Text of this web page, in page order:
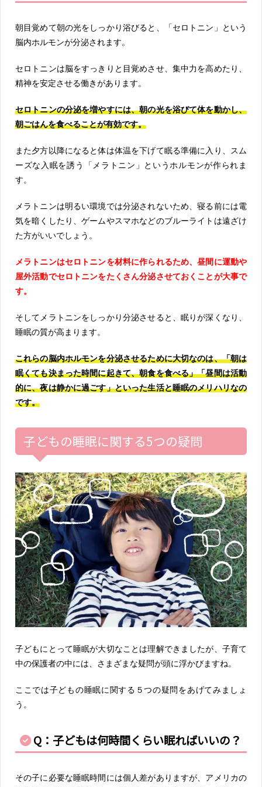
朝目覚めて朝の光をしっかり浴びると、「セロトニン」という
脳内ホルモンが分泌されます。
セロトニンは脳をすっきりと目覚めさせ、集中力を高めたり、
精神を安定させる働きがあります。
セロトニンの分泌を増やすには、朝の光を浴びて体を動かし、
朝ごはんを食べることが有効です。
また夕方以降になると体は体温を下げて眠る準備に入り、スム
ーズな入眠を誘う「メラトニン」というホルモンが作られま
す。
メラトニンは明るい環境では分泌されないため、寝る前には電
気を暗くしたり、ゲームやスマホなどのブルーライトは遠ざけ
た方がいいでしょう。
メラトニンはセロトニンを材料に作られるため、昼間に運動や
屋外活動でセロトニンをたくさん分泌させておくことが大事で
す。
そしてメラトニンをしっかり分泌させると、眠りが深くなり、
睡眠の質が高まります。
これらの脳内ホルモンを分泌させるために大切なのは、「朝は
眠くても決まった時間に起きて、朝食を食べる」「昼間は活動
的に、夜は静かに過ごす」といった生活と睡眠のメリハリなの
です。
子どもの睡眠に関する5つの疑問
子どもにとって睡眠が大切なことは理解できましたが、子育て
中の保護者の中には、さまざまな疑問が頭に浮かびますね。
ここでは子どもの睡眠に関する５つの疑問をあげてみましょ
う。
Q：子どもは何時間くらい眠ればいいの？
その子に必要な睡眠時間には個人差がありますが、アメリカの